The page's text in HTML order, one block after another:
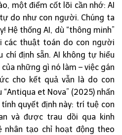
một điểm cốt lõi cần nhớ: AI
do như con người. Chúng ta
Hệ thống AI, dù “thông minh”
các thuật toán do con người
định sẵn. AI không tự hiểu
những gì nó làm – việc gán
cho kết quả vẫn là do con
et Nova” (2025) nhấn
quyết định này: trí tuệ con
và được trau dồi qua kinh
nhân tạo chỉ hoạt động theo